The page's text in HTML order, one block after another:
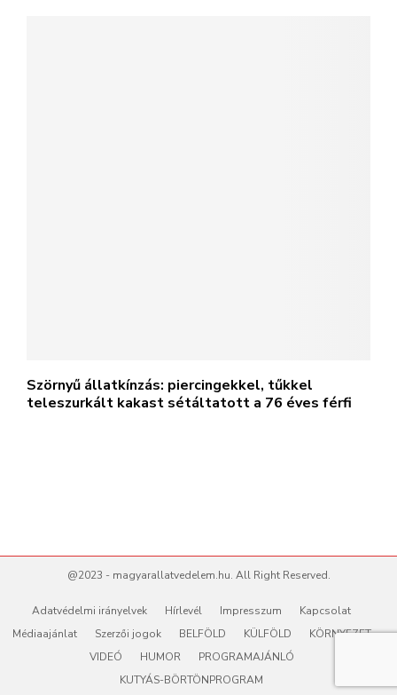
Szörnyű állatkínzás: piercingekkel, tűkkel
teleszurkált kakast sétáltatott a 76 éves férfi
@2023 - magyarallatvedelem.hu. All Right Reserved.
Adatvédelmi irányelvek Hírlevél Impresszum
Kapcsolat
Médiaajánlat
Szerzői jogok BELFÖLD KÜLFÖLD
KÖRNYEZET
VIDEÓ
HUMOR
PROGRAMAJÁNLÓ
KUTYÁS-BÖRTÖNPROGRAM